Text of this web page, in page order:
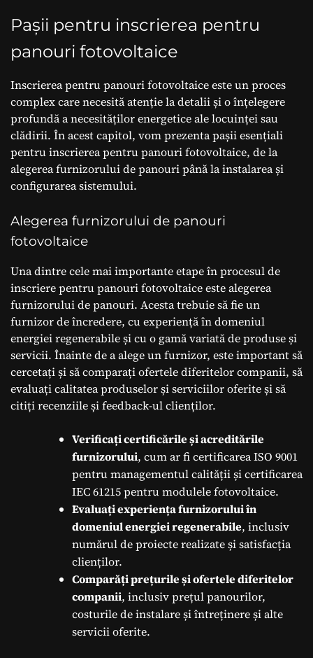
Pașii pentru inscrierea pentru
panouri fotovoltaice
Inscrierea pentru panouri fotovoltaice este un proces
complex care necesită atenție la detalii și o înțelegere
profundă a necesităților energetice ale locuinței sau
clădirii. În acest capitol, vom prezenta pașii esențiali
pentru inscrierea pentru panouri fotovoltaice, de la
alegerea furnizorului de panouri până la instalarea și
configurarea sistemului.
Alegerea furnizorului de panouri
fotovoltaice
Una dintre cele mai importante etape în procesul de
inscriere pentru panouri fotovoltaice este alegerea
furnizorului de panouri. Acesta trebuie să fie un
furnizor de încredere, cu experiență în domeniul
energiei regenerabile și cu o gamă variată de produse și
servicii. Înainte de a alege un furnizor, este important să
cercetați și să comparați ofertele diferitelor companii, să
evaluați calitatea produselor și serviciilor oferite și să
citiți recenziile și feedback-ul clienților.
Verificați certificările și acreditările
furnizorului, cum ar fi certificarea ISO 9001
pentru managementul calității și certificarea
IEC 61215 pentru modulele fotovoltaice.
Evaluați experiența furnizorului în
domeniul energiei regenerabile, inclusiv
numărul de proiecte realizate și satisfacția
clienților.
Comparăți prețurile și ofertele diferitelor
companii, inclusiv prețul panourilor,
costurile de instalare și întreținere și alte
servicii oferite.